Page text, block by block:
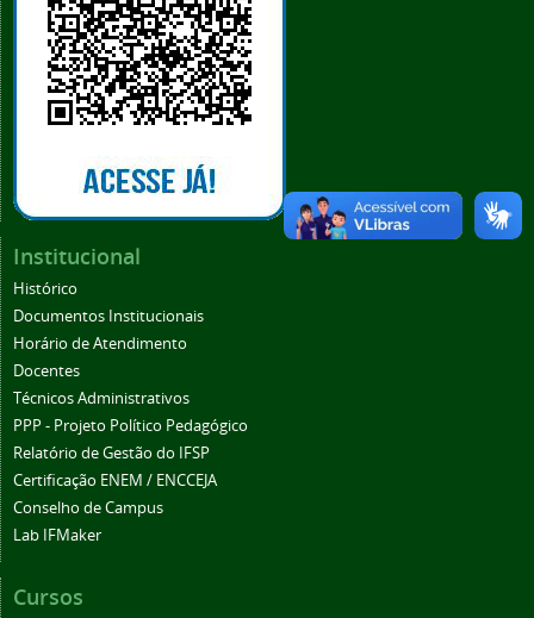
Institucional
Histórico
Documentos Institucionais
Horário de Atendimento
Docentes
Técnicos Administrativos
PPP - Projeto Político Pedagógico
Relatório de Gestão do IFSP
Certificação ENEM / ENCCEJA
Conselho de Campus
Lab IFMaker
Cursos